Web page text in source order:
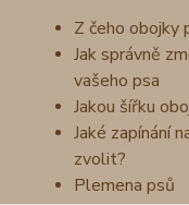
Z čeho obojky
Jak správně
vašeho psa
Jakou šířku
Jaké zapínání
zvolit?
Plemena psů